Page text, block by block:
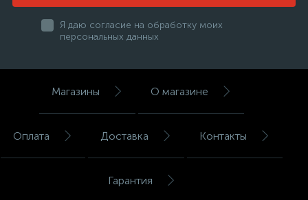
Я даю согласие на обработку моих
персональных данных
Магазины О магазине
Оплата Доставка Контакты
Гарантия